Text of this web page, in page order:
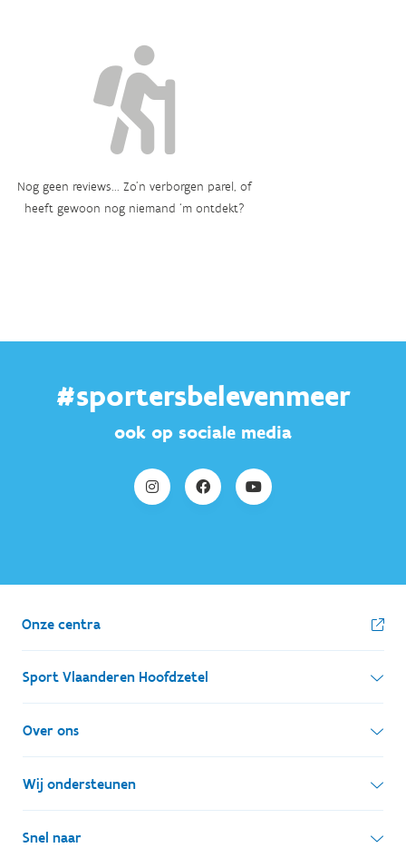
Nog geen reviews... Zo’n verborgen parel, of
heeft gewoon nog niemand ‘m ontdekt?
#sportersbelevenmeer
ook op sociale media
Onze centra
Sport Vlaanderen Hoofdzetel
Simon Bolivarlaan 17
1000 Brussel
Ondernemingsnummer: BE 0248.142.826
Over ons
Wie zijn we, wat doen we
Onze centra
Wij ondersteunen
Lokale besturen
Snel naar